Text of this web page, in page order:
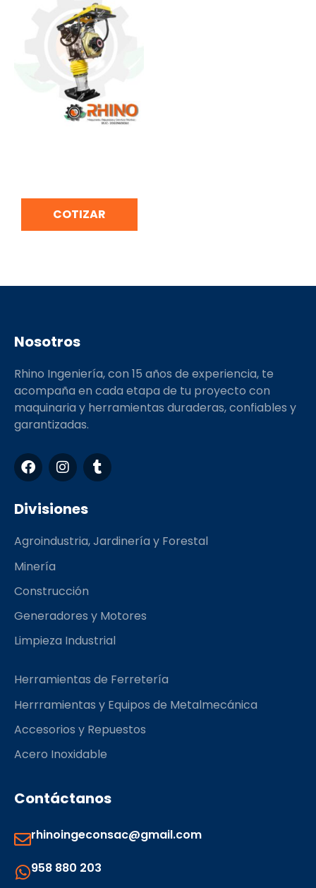
COTIZAR
Nosotros
Rhino Ingeniería, con 15 años de experiencia, te
acompaña en cada etapa de tu proyecto con
maquinaria y herramientas duraderas, confiables y
garantizadas.
F
a
c
e
b
o
I
n
s
t
a
r
T
u
m
Divisiones
Agroindustria, Jardinería y Forestal
Minería
Construcción
Generadores y Motores
Limpieza Industrial
Herramientas de Ferretería
Herrramientas y Equipos de Metalmecánica
Accesorios y Repuestos
Acero Inoxidable
Contáctanos
rhinoingeconsac@gmail.com
958 880 203